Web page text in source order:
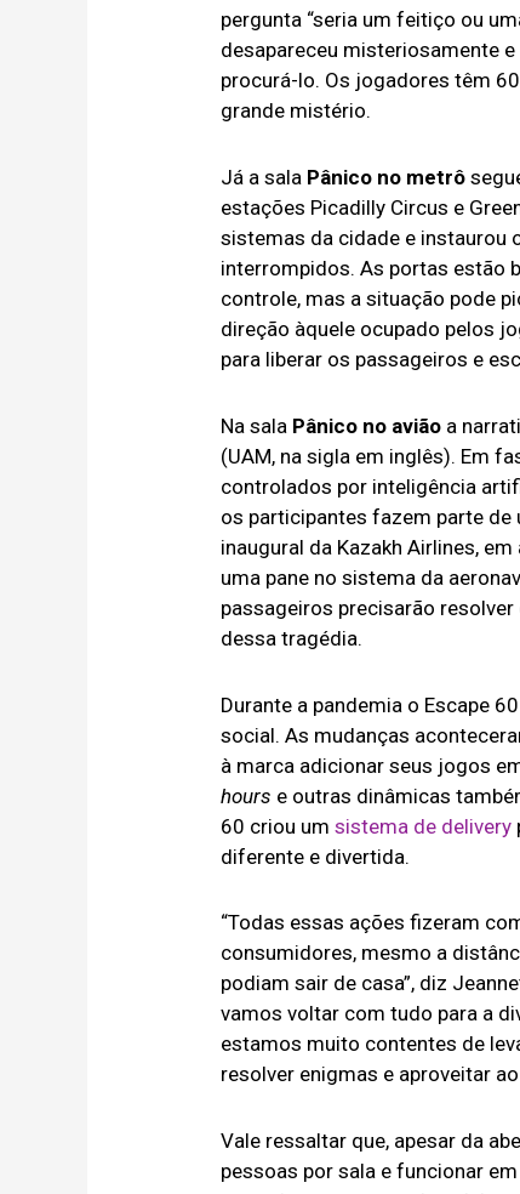
pergunta “seria um feitiço ou
desapareceu misteriosamente
procurá-lo. Os jogadores têm
grande mistério.
Já a sala Pânico no metrô
estações Picadilly Circus e
sistemas da cidade e instaurou
interrompidos. As portas estão
controle, mas a situação pode
direção àquele ocupado pelos
para liberar os passageiros e
Na sala Pânico no avião a
(UAM, na sigla em inglês). Em
controlados por inteligência
os participantes fazem parte
inaugural da Kazakh Airlines,
uma pane no sistema da
passageiros precisarão
dessa tragédia.
Durante a pandemia o Escape
social. As mudanças
à marca adicionar seus jogos
hours e outras dinâmicas
60 criou um sistema de delivery
diferente e divertida.
“Todas essas ações fizeram
consumidores, mesmo a
podiam sair de casa”, diz
vamos voltar com tudo para a
estamos muito contentes de
resolver enigmas e aproveitar
Vale ressaltar que, apesar da
pessoas por sala e funcionar